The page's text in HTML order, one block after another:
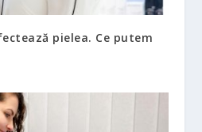
pielea. Ce putem